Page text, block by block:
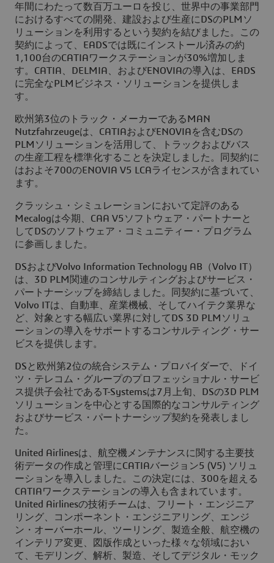
年間にわたって数百万ユーロを投じ、世界中の事業部門
におけるすべての開発、建設および生産にDSのPLMソ
リューションを利用するという契約を結びました。この
契約によって、EADSでは既にインストール済みの約
1,100台のCATIAワークステーションが30%増加しま
す。CATIA、DELMIA、およびENOVIAの導入は、EADS
に完全なPLMビジネス・ソリューションを提供しま
す。
欧州第3位のトラック・メーカーであるMAN
Nutzfahrzeugeは、CATIAおよびENOVIAを含むDSの
PLMソリューションを活用して、トラックおよびバス
の生産工程を標準化することを決定しました。同契約に
はおよそ700のENOVIA V5 LCAライセンスが含まれてい
ます。
クラッシュ・シミュレーションにおいて定評のある
Mecalogは今期、CAA V5ソフトウェア・パートナーと
してDSのソフトウェア・コミュニティー・プログラム
に参画しました。
DSおよびVolvo Information Technology AB（Volvo IT）
は、3D PLM関連のコンサルティングおよびサービス・
パートナーシップを締結しました。同契約に基づいて、
Volvo ITは、自動車、産業機械、そしてハイテク業界な
ど、対象とする幅広い業界に対してDS 3D PLMソリュ
ーションの導入をサポートするコンサルティング・サー
ビスを提供します。
DSと欧州第2位の統合システム・プロバイダーで、ドイ
ツ・テレコム・グループのプロフェッショナル・サービ
ス提供子会社であるT-Systemsは7月上旬、DSの3D PLM
ソリューションを中心とする国際的なコンサルティング
およびサービス・パートナーシップ契約を発表しまし
た。
United Airlinesは、航空機メンテナンスに関する主要技
術データの作成と管理にCATIAバージョン5 (V5) ソリュ
ーションを導入しました。この決定には、300を超える
CATIAワークステーションの導入も含まれています。
United Airlinesの技術チームは、フリート・エンジニア
リング、コンポーネント・エンジニアリング、エンジ
ン・オーバーホール、ツーリング、製造全般、航空機の
インテリア変更、図版作成といった様々な領域におい
て、モデリング、解析、製造、そしてデジタル・モック